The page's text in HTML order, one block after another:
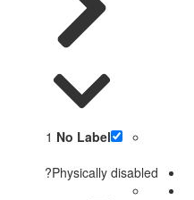
No Label
1
Physically disabled?